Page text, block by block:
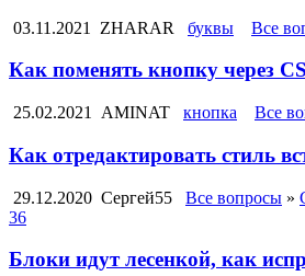
03.11.2021 ZHARAR буквы Все
Как поменять кнопку через
25.02.2021 AMINAT кнопка Все
Как отредактировать стиль
29.12.2020 Сергей55 Все вопросы »
36
Блоки идут лесенкой, как